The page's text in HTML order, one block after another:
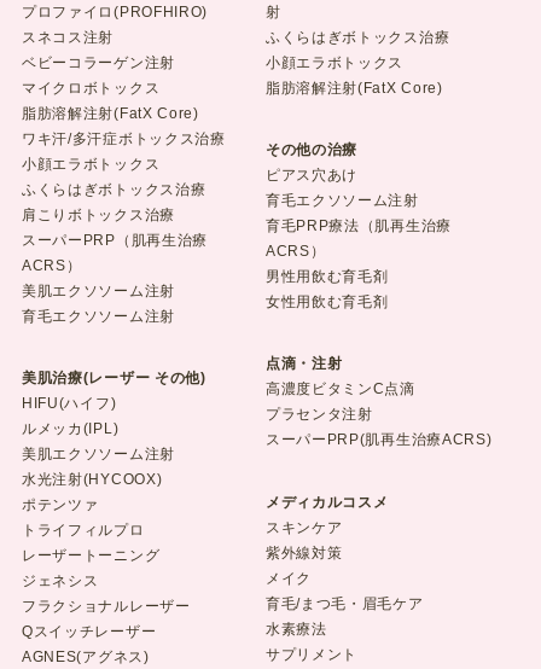
プロファイロ(PROFHIRO)
スネコス注射
ベビーコラーゲン注射
マイクロボトックス
脂肪溶解注射(FatX Core)
ワキ汗/多汗症ボトックス治療
小顔エラボトックス
ふくらはぎボトックス治療
肩こりボトックス治療
スーパーPRP（肌再生治療
ACRS）
美肌エクソソーム注射
育毛エクソソーム注射
美肌治療(レーザー その他)
HIFU(ハイフ)
ルメッカ(IPL)
美肌エクソソーム注射
水光注射(HYCOOX)
ポテンツァ
トライフィルプロ
レーザートーニング
ジェネシス
フラクショナルレーザー
Qスイッチレーザー
AGNES(アグネス)
射
ふくらはぎボトックス治療
小顔エラボトックス
脂肪溶解注射(FatX Core)
その他の治療
ピアス穴あけ
育毛エクソソーム注射
育毛PRP療法（肌再生治療
ACRS）
男性用飲む育毛剤
女性用飲む育毛剤
点滴・注射
高濃度ビタミンC点滴
プラセンタ注射
スーパーPRP(肌再生治療ACRS)
メディカルコスメ
スキンケア
紫外線対策
メイク
育毛/まつ毛・眉毛ケア
水素療法
サプリメント